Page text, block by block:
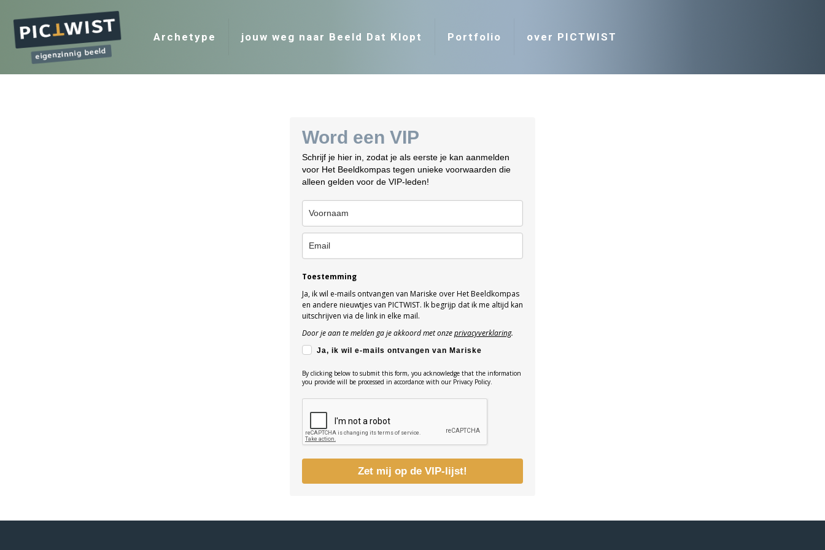
Archetype jouw weg naar Beeld Dat Klopt Portfolio over PICTWIST
Word een VIP
Schrijf je hier in, zodat je als eerste je kan aanmelden
voor Het Beeldkompas tegen unieke voorwaarden die
alleen gelden voor de VIP-leden!
Toestemming
Ja, ik wil e-mails ontvangen van Mariske over Het Beeldkompas
en andere nieuwtjes van PICTWIST. Ik begrijp dat ik me altijd kan
uitschrijven via de link in elke mail.
Door je aan te melden ga je akkoord met onzeprivacyverklaring.
Ja, ik wil e-mails ontvangen van Mariske
By clicking below to submit this form, you acknowledge that the information
you provide will be processed in accordance with our Privacy Policy.
Zet mij op de VIP-lijst!